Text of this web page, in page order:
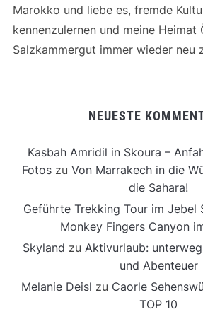
Marokko und liebe es, fremde
kennenzulernen und meine Heimat
Salzkammergut immer wieder neu
NEUESTE
Kasbah Amridil in Skoura –
Fotoszu Von Marrakech in die
die Sahara!
Geführte Trekking Tour im Jebel
Monkey Fingers Canyon
Skyland zu Aktivurlaub:
und Abenteuer
Melanie Deisl zu Caorle
TOP 10